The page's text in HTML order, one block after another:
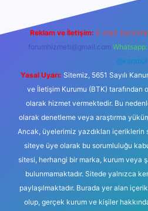
Reklam ve İletişim: E-mail:
forumhizmeti@gmail.com
@karabul
Yasal Uyarı: Sitemiz, 5651 Sayılı
ve İletişim Kurumu (BTK) tarafından
olarak hizmet vermektedir. Bu
olarak denetleme veya araştırma
Ancak, üyelerimiz yazdıkları içeriklerin
siteye üye olarak bu sorumluluğu
sitesi, herhangi bir marka, kurum veya
bulunmamaktadır. Sitede yalnızca
paylaşılmaktadır. Burada yer alan
olup, gerçek kurum ve kişiler